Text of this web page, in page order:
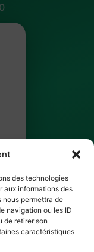
des technologies
aux informations des
permettra de
navigation ou les ID
de retirer son
caractéristiques